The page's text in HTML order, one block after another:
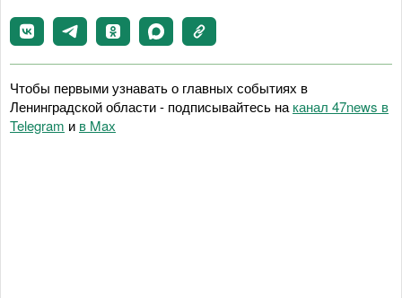
Чтобы первыми узнавать о главных событиях в
Ленинградской области - подписывайтесь на канал 47news в
Telegram и в Maх